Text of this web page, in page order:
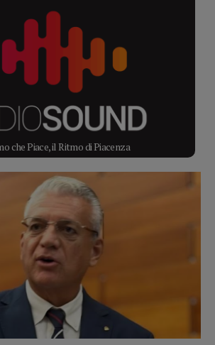
che Piace, il Ritmo di Piacenza